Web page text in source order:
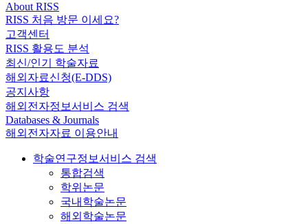
About RISS
RISS 처음 방문 이세요?
고객센터
RISS 활용도 분석
최신/인기 학술자료
해외자료신청(E-DDS)
공지사항
해외전자정보서비스 검색
Databases & Journals
해외전자자료 이용안내
학술연구정보서비스 검색
통합검색
학위논문
국내학술논문
해외학술논문